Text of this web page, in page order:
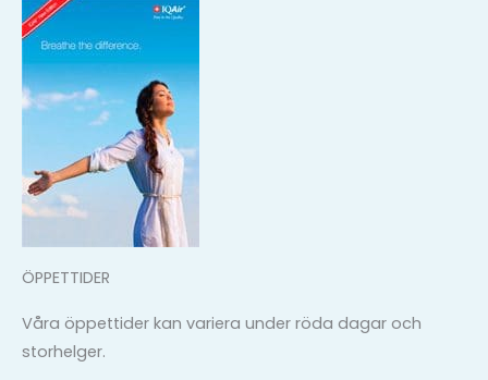
ÖPPETTIDER
Våra öppettider kan variera under röda dagar och
storhelger.